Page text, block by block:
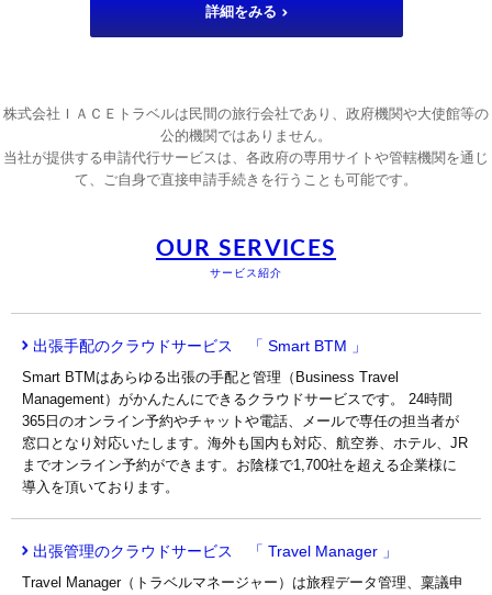
詳細をみる
株式会社ＩＡＣＥトラベルは民間の旅行会社であり、政府機関や大使館等の
公的機関ではありません。
当社が提供する申請代行サービスは、各政府の専用サイトや管轄機関を通じ
て、ご自身で直接申請手続きを行うことも可能です。
OUR SERVICES
サービス紹介
出張手配のクラウドサービス 「 Smart BTM 」
Smart BTMはあらゆる出張の手配と管理（Business Travel
Management）がかんたんにできるクラウドサービスです。 24時間
365日のオンライン予約やチャットや電話、メールで専任の担当者が
窓口となり対応いたします。海外も国内も対応、航空券、ホテル、JR
までオンライン予約ができます。お陰様で1,700社を超える企業様に
導入を頂いております。
出張管理のクラウドサービス 「 Travel Manager 」
Travel Manager（トラベルマネージャー）は旅程データ管理、稟議申